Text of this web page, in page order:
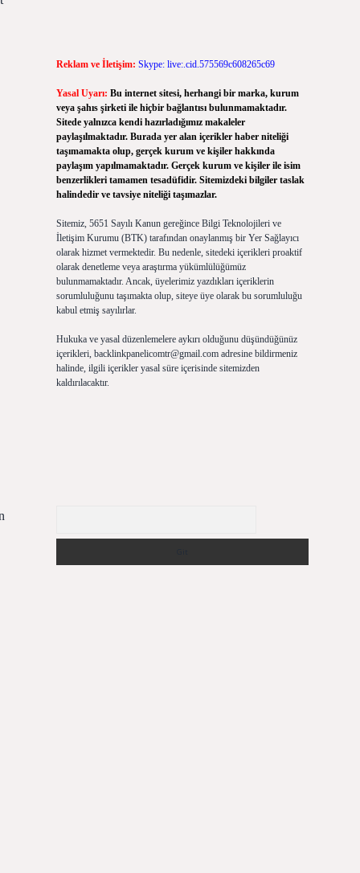
Reklam ve İletişim: Skype: live:.cid.575569c608265c69
Yasal Uyarı: Bu internet sitesi, herhangi bir marka, kurum
veya şahıs şirketi ile hiçbir bağlantısı bulunmamaktadır.
Sitede yalnızca kendi hazırladığımız makaleler
paylaşılmaktadır. Burada yer alan içerikler haber niteliği
taşımamakta olup, gerçek kurum ve kişiler hakkında
paylaşım yapılmamaktadır. Gerçek kurum ve kişiler ile isim
benzerlikleri tamamen tesadüfidir. Sitemizdeki bilgiler taslak
halindedir ve tavsiye niteliği taşımazlar.
Sitemiz, 5651 Sayılı Kanun gereğince Bilgi Teknolojileri ve
İletişim Kurumu (BTK) tarafından onaylanmış bir Yer Sağlayıcı
olarak hizmet vermektedir. Bu nedenle, sitedeki içerikleri proaktif
olarak denetleme veya araştırma yükümlülüğümüz
bulunmamaktadır. Ancak, üyelerimiz yazdıkları içeriklerin
sorumluluğunu taşımakta olup, siteye üye olarak bu sorumluluğu
kabul etmiş sayılırlar.
Hukuka ve yasal düzenlemelere aykırı olduğunu düşündüğünüz
içerikleri, backlinkpanelicomtr@gmail.comadresine bildirmeniz
halinde, ilgili içerikler yasal süre içerisinde sitemizden
kaldırılacaktır.